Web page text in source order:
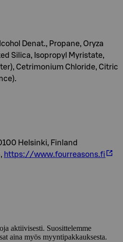
Denat., Propane, Oryza
Silica, Isopropyl Myristate,
Cetrimonium Chloride, Citric
Helsinki, Finland
https://www.fourreasons.fi
aktiivisesti. Suosittelemme
aina myös myyntipakkauksesta.